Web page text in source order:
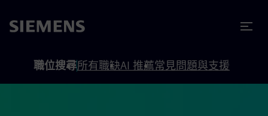
職位搜尋所有職缺AI 推薦常見問題與支援